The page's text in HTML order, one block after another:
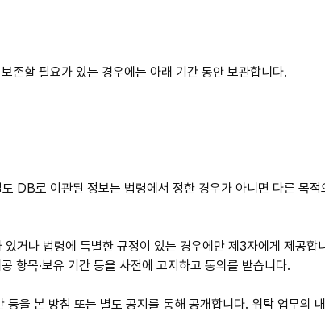
존할 필요가 있는 경우에는 아래 기간 동안 보관합니다.
DB로 이관된 정보는 법령에서 정한 경우가 아니면 다른 목적
거나 법령에 특별한 규정이 있는 경우에만 제3자에게 제공합
항목·보유 기간 등을 사전에 고지하고 동의를 받습니다.
을 본 방침 또는 별도 공지를 통해 공개합니다. 위탁 업무의